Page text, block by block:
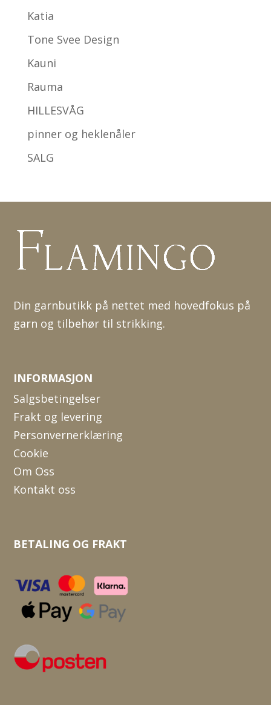
Katia
Tone Svee Design
Kauni
Rauma
HILLESVÅG
pinner og heklenåler
SALG
Din garnbutikk på nettet med hovedfokus på
garn og tilbehør til strikking.
INFORMASJON
Salgsbetingelser
Frakt og levering
Personvernerklæring
Cookie
Om Oss
Kontakt oss
BETALING OG FRAKT